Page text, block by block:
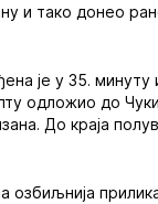
и тако донео
је у 35. минуту
одложио до
До краја